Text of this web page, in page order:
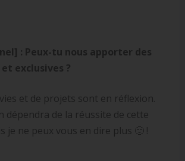
: Peux-tu nous apporter des
exclusives ?
et de projets sont en réflexion.
dépendra de la réussite de cette
je ne peux vous en dire plus 🙂 !